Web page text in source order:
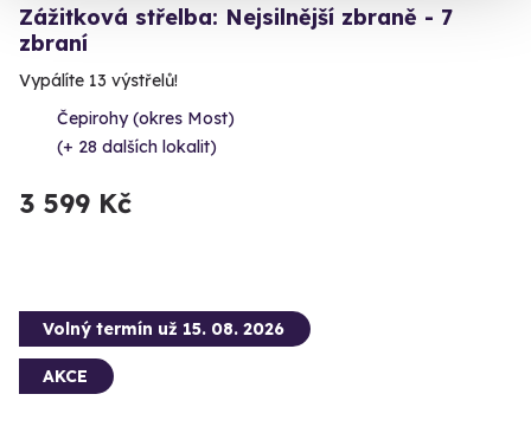
Zážitková střelba: Nejsilnější zbraně - 7
zbraní
Vypálíte 13 výstřelů!
Čepirohy (okres Most)
(+ 28 dalších lokalit)
3 599 Kč
Volný termín už 15. 08. 2026
AKCE